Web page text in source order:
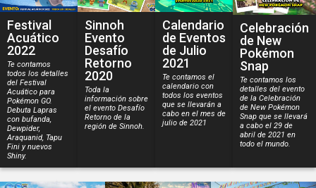
Festival
Acuático
2022
Te contamos
todos los detalles
del Festival
Acuático para
Pokémon GO.
Debuta Lapras
con bufanda,
Dewpider,
Araquanid, Tapu
Fini y nuevos
Shiny.
Sinnoh
Evento
Desafío
Retorno
2020
Toda la
información sobre
el evento Desafío
Retorno de la
región de Sinnoh.
Calendario
de Eventos
de Julio
2021
Te contamos el
calendario con
todos los eventos
que se llevarán a
cabo en el mes de
julio de 2021
Celebración
de New
Pokémon
Snap
Te contamos los
detalles del evento
de la Celebración
de New Pokémon
Snap que se llevará
a cabo el 29 de
abril de 2021 en
todo el mundo.